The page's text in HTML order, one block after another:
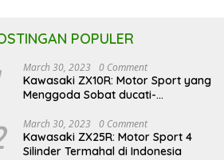
POPULER
March 30, 2023 0 Comment
Kawasaki ZX10R: Motor Sport yang
Menggoda Sobat ducati-
March 30, 2023 0 Comment
Kawasaki ZX25R: Motor Sport 4
Silinder Termahal di Indonesia